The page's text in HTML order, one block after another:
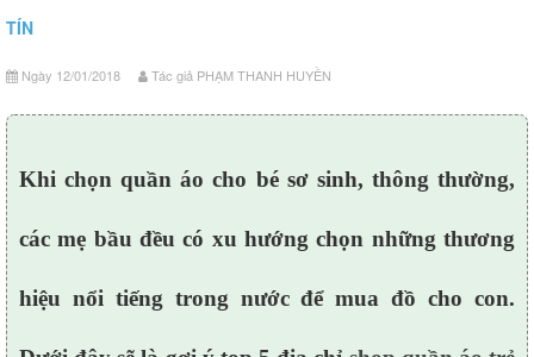
TÍN
Ngày 12/01/2018 Tác giả PHẠM THANH HUYỀN
Khi chọn quần áo cho bé sơ sinh, thông thường,
các mẹ bầu đều có xu hướng chọn những thương
hiệu nổi tiếng trong nước để mua đồ cho con.